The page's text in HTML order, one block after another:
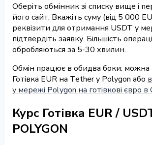
Оберіть обмінник зі списку вище і
його сайт. Вкажіть суму (від 5 000
реквізити для отримання USDT у
підтвердіть заявку. Більшість
обробляються за 5-30 хвилин.
Обмін працює в обидва боки: можна
Готівка EUR на Tether у Polygon або
у мережі Polygon на готівкові євро в
Курс Готівка EUR /
POLYGON